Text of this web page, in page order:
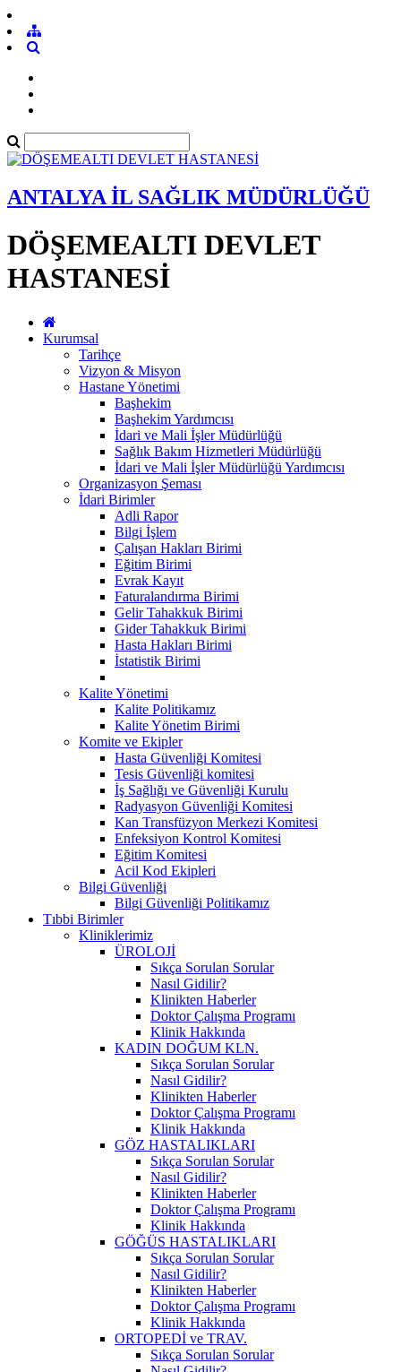
ANTALYA İL SAĞLIK MÜDÜRLÜĞÜ
DÖŞEMEALTI DEVLET
HASTANESİ
Kurumsal
Tarihçe
Vizyon & Misyon
Hastane Yönetimi
Başhekim
Başhekim Yardımcısı
İdari ve Mali İşler Müdürlüğü
Sağlık Bakım Hizmetleri Müdürlüğü
İdari ve Mali İşler Müdürlüğü Yardımcısı
Organizasyon Şeması
İdari Birimler
Adli Rapor
Bilgi İşlem
Çalışan Hakları Birimi
Eğitim Birimi
Evrak Kayıt
Faturalandırma Birimi
Gelir Tahakkuk Birimi
Gider Tahakkuk Birimi
Hasta Hakları Birimi
İstatistik Birimi
Kalite Yönetimi
Kalite Politikamız
Kalite Yönetim Birimi
Komite ve Ekipler
Hasta Güvenliği Komitesi
Tesis Güvenliği komitesi
İş Sağlığı ve Güvenliği Kurulu
Radyasyon Güvenliği Komitesi
Kan Transfüzyon Merkezi Komitesi
Enfeksiyon Kontrol Komitesi
Eğitim Komitesi
Acil Kod Ekipleri
Bilgi Güvenliği
Bilgi Güvenliği Politikamız
Tıbbi Birimler
Kliniklerimiz
ÜROLOJİ
Sıkça Sorulan Sorular
Nasıl Gidilir?
Klinikten Haberler
Doktor Çalışma Programı
Klinik Hakkında
KADIN DOĞUM KLN.
Sıkça Sorulan Sorular
Nasıl Gidilir?
Klinikten Haberler
Doktor Çalışma Programı
Klinik Hakkında
GÖZ HASTALIKLARI
Sıkça Sorulan Sorular
Nasıl Gidilir?
Klinikten Haberler
Doktor Çalışma Programı
Klinik Hakkında
GÖĞÜS HASTALIKLARI
Sıkça Sorulan Sorular
Nasıl Gidilir?
Klinikten Haberler
Doktor Çalışma Programı
Klinik Hakkında
ORTOPEDİ ve TRAV.
Sıkça Sorulan Sorular